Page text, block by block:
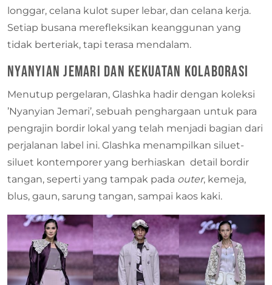
longgar, celana kulot super lebar, dan celana kerja.
Setiap busana merefleksikan keanggunan yang
tidak berteriak, tapi terasa mendalam.
Nyanyian Jemari dan Kekuatan Kolaborasi
Menutup pergelaran, Glashka hadir dengan koleksi
’Nyanyian Jemari’, sebuah penghargaan untuk para
pengrajin bordir lokal yang telah menjadi bagian dari
perjalanan label ini. Glashka menampilkan siluet-
siluet kontemporer yang berhiaskan detail bordir
tangan, seperti yang tampak pada outer, kemeja,
blus, gaun, sarung tangan, sampai kaos kaki.